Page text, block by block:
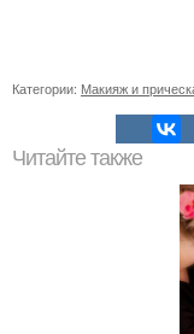
Категории: Макияж и
Читайте также